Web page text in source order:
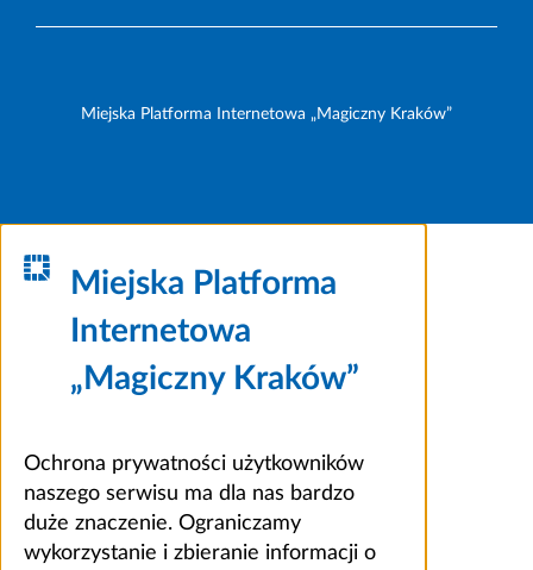
Miejska Platforma Internetowa „Magiczny Kraków”
Miejska Platforma
Internetowa
„Magiczny Kraków”
Ochrona prywatności użytkowników
naszego serwisu ma dla nas bardzo
duże znaczenie. Ograniczamy
wykorzystanie i zbieranie informacji o